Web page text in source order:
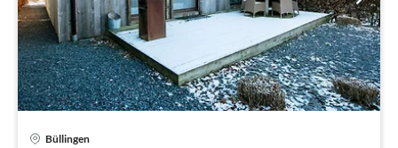
Büllingen